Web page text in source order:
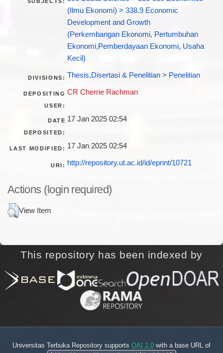
(Ilmu Ekonomi) > 338.9 Economic
Development and Growth
(Perkembangan Ekonomi, Pertumbuhan
Ekonomi,Pemberdayaan Ekonomi, Usaha
Kecil)
DIVISIONS: Thesis,Disertasi & Penelitian > Penelitian
DEPOSITING
USER:
CR Cherrie Rachman
DATE
DEPOSITED:
17 Jan 2025 02:54
LAST MODIFIED: 17 Jan 2025 02:54
URI: http://repository.ut.ac.id/id/eprint/10721
Actions (login required)
View Item
This repository has been indexed by
Universitas Terbuka Repository supports OAI 2.0 with a base URL of